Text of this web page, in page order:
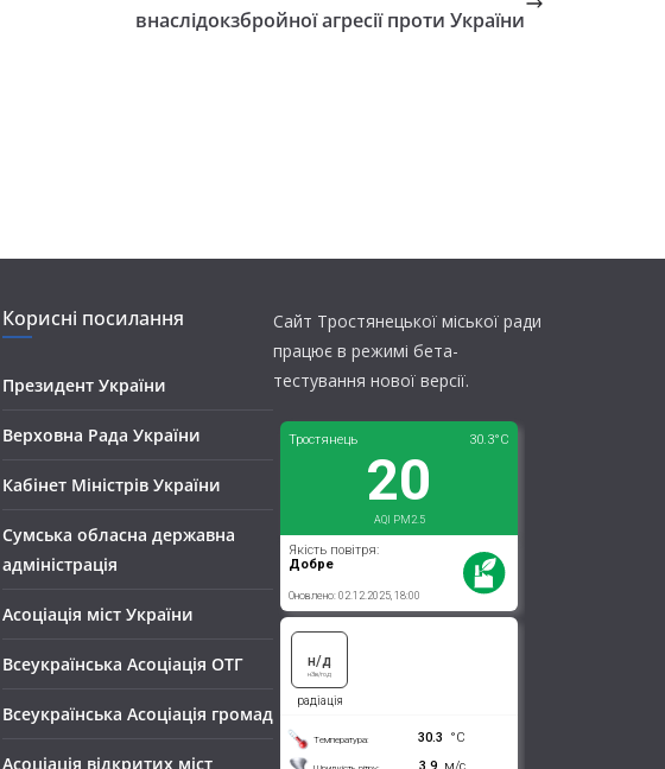
внаслідокзбройної агресії проти України
Корисні посилання
Президент України
Верховна Рада України
Кабінет Міністрів України
Сумська обласна державна
адміністрація
Асоціація міст України
Всеукраїнська Асоціація ОТГ
Всеукраїнська Асоціація громад
Асоціація відкритих міст
Сайт Тростянецької міської ради
працює в режимі бета-
тестування нової версії.